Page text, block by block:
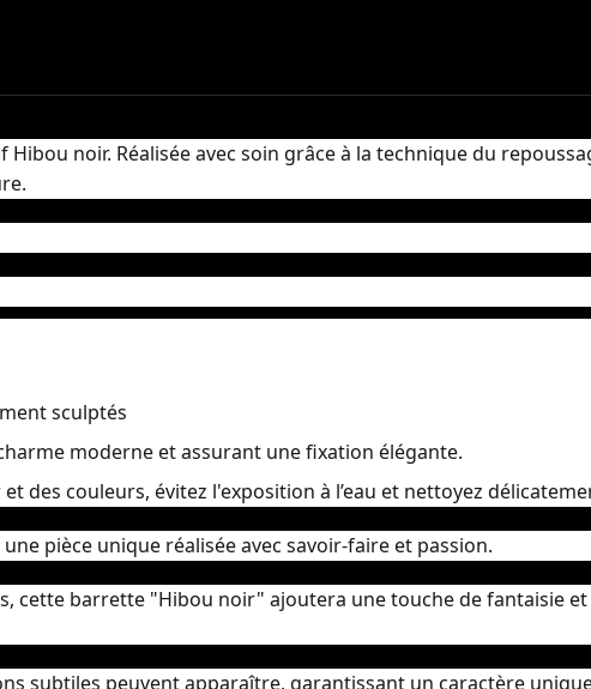
noir. Réalisée avec soin grâce à la technique du
sculptés
moderne et assurant une fixation élégante.
des couleurs, évitez l'exposition à l’eau et nettoyez
pièce unique réalisée avec savoir-faire et passion.
cette barrette "Hibou noir" ajoutera une touche de fantaisie et
subtiles peuvent apparaître, garantissant un caractère